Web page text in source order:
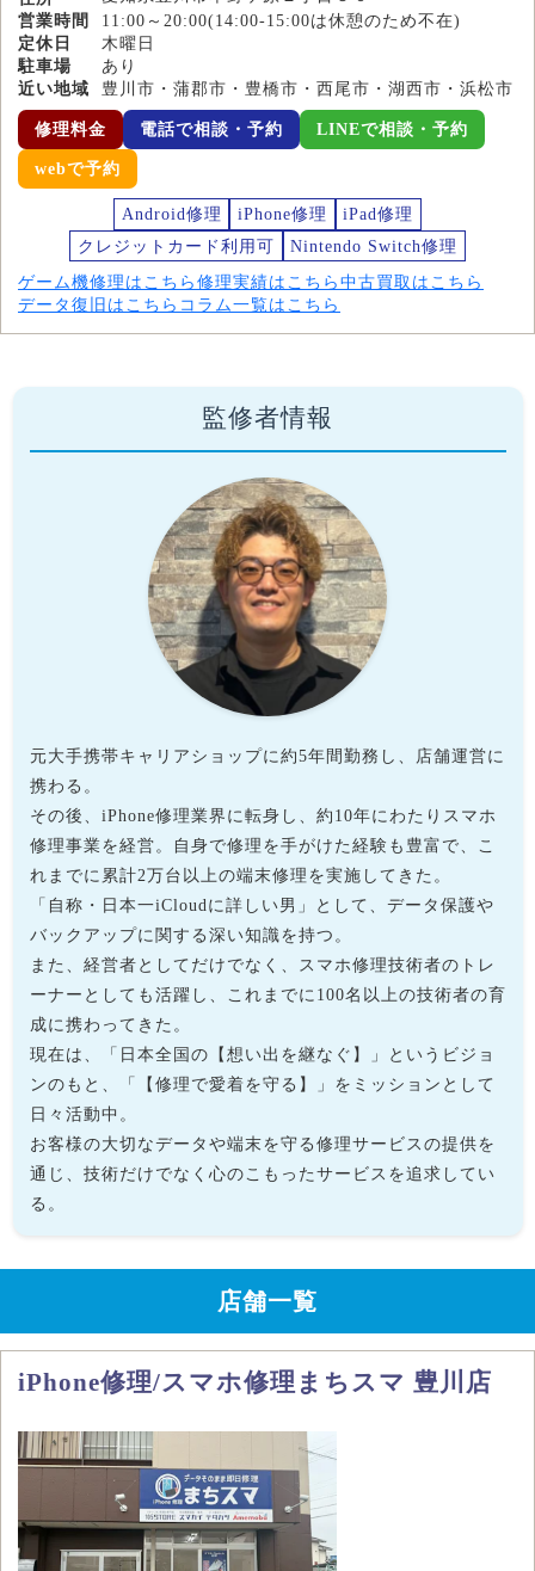
営業時間
11:00～20:00(14:00-15:00は休憩のため不在)
定休日
木曜日
駐車場
あり
近い地域
豊川市・蒲郡市・豊橋市・西尾市・湖西市・浜松市
修理料金 電話で相談・予約 LINEで相談・予約
webで予約
Android修理 iPhone修理
iPad修理
クレジットカード利用可
Nintendo Switch修理
ゲーム機修理はこちら 修理実績はこちら 中古買取はこちら
データ復旧はこちら コラム一覧はこちら
監修者情報
元大手携帯キャリアショップに約5年間勤務し、店舗運営に
携わる。
その後、iPhone修理業界に転身し、約10年にわたりスマホ
修理事業を経営。自身で修理を手がけた経験も豊富で、こ
れまでに累計2万台以上の端末修理を実施してきた。
「自称・日本一iCloudに詳しい男」として、データ保護や
バックアップに関する深い知識を持つ。
また、経営者としてだけでなく、スマホ修理技術者のトレ
ーナーとしても活躍し、これまでに100名以上の技術者の育
成に携わってきた。
現在は、「日本全国の【想い出を継なぐ】」というビジョ
ンのもと、「【修理で愛着を守る】」をミッションとして
日々活動中。
お客様の大切なデータや端末を守る修理サービスの提供を
通じ、技術だけでなく心のこもったサービスを追求してい
る。
店舗一覧
iPhone修理/スマホ修理まちスマ 豊川店